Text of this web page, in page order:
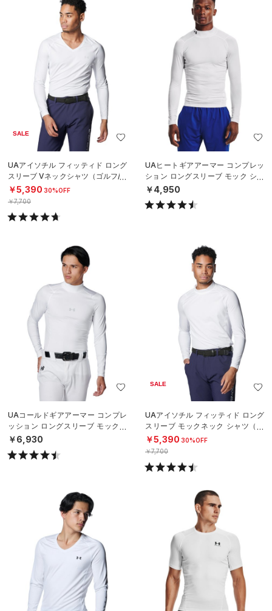
SALE
UAアイソチル フィッティド ロング
スリーブ Vネックシャツ（ゴルフ/M
EN）
￥5,390 30%OFF
￥7,700
UAヒートギアアーマー コンプレッ
ション ロングスリーブ モック シャ
ツ（トレーニング/MEN）
￥4,950
UAコールドギアアーマー コンプレ
ッション ロングスリーブ モックネ
ック シャツ（ベースボール/MEN）
￥6,930
SALE
UAアイソチル フィッティド ロング
スリーブ モックネック シャツ（ゴ
ルフ/MEN）
￥5,390 30%OFF
￥7,700